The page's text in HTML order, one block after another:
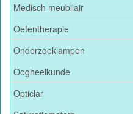
Medisch meubilair
Oefentherapie
Onderzoeklampen
Oogheelkunde
Opticlar